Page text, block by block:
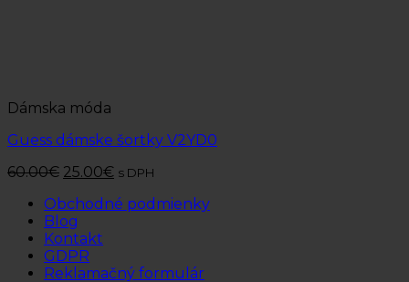
Dámska móda
Guess dámske šortky V2YD0
60.00€ 25.00€ s DPH
Obchodné podmienky
Blog
Kontakt
GDPR
Reklamačný formulár